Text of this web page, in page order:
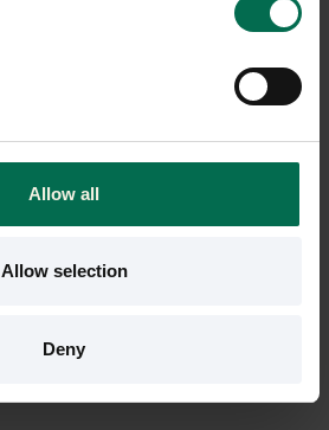
Allow all
Allow selection
Deny
Siesta
Caféstol Maya
850 kr
Hyr från